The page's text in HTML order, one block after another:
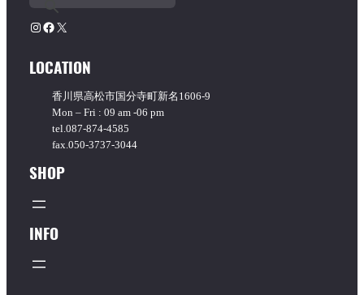
ー
を
Instagram Facebook X
LOCATION
香川県高松市国分寺町新名1606-9
Mon – Fri : 09 am -06 pm
tel.087-874-4585
fax.050-3737-3044
SHOP
INFO